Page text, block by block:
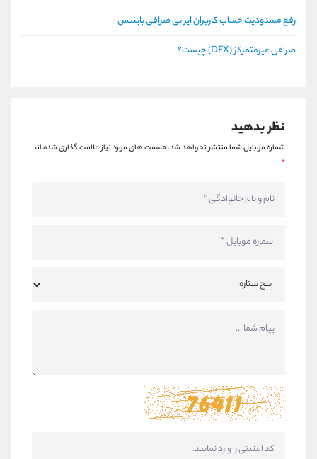
رفع مسدودیت حساب کاربران ایرانی صرافی بایننس
صرافی غیرمتمرکز (DEX) چیست؟
نظر بدهید
شماره موبایل شما منتشر نخواهد شد.قسمت های مورد نیاز علامت گذاری شده اند
*